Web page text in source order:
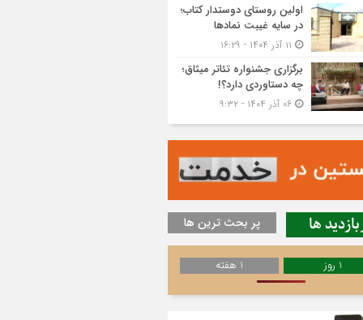
اولین روستای دوستدار کتاب؛
در سایه غیبت نمادها
برگزاری جشنواره تئاتر میثاق؛
چه دستاوردی دارد؟!
ها پر بحث ترین ها
1 روز 1 هفته